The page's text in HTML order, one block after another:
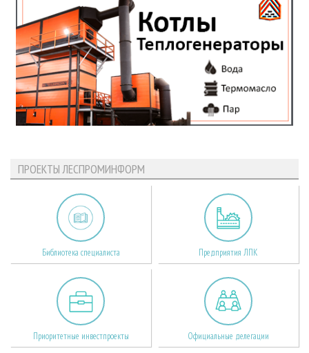
ПРОЕКТЫ ЛЕСПРОМИНФОРМ
Библиотека специалиста Предприятия ЛПК
Приоритетные инвестпроекты Официальные делегации